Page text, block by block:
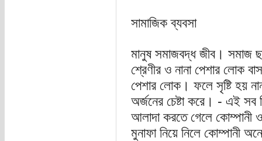
সামাজিক ব্যবসা
মানুষ সমাজবদ্ধ জীব। সমাজ
শ্রেণীর ও নানা পেশার লোক
পেশার লোক। ফলে সৃষ্টি হয়
অর্জনের চেষ্টা করে। - এই সব
আলাদা করতে গেলে কোম্পানী
মুনাফা নিয়ে নিলে কোম্পানী